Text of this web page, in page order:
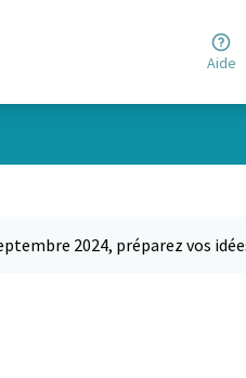
Aide
2024, préparez vos